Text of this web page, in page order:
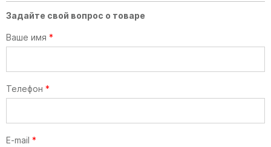
Задайте свой вопрос о товаре
Ваше имя *
Телефон *
E-mail *